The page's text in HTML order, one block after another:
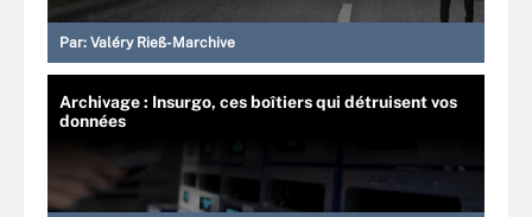
Par: Valéry Rieß-Marchive
Archivage : Insurgo, ces boîtiers qui détruisent vos
données